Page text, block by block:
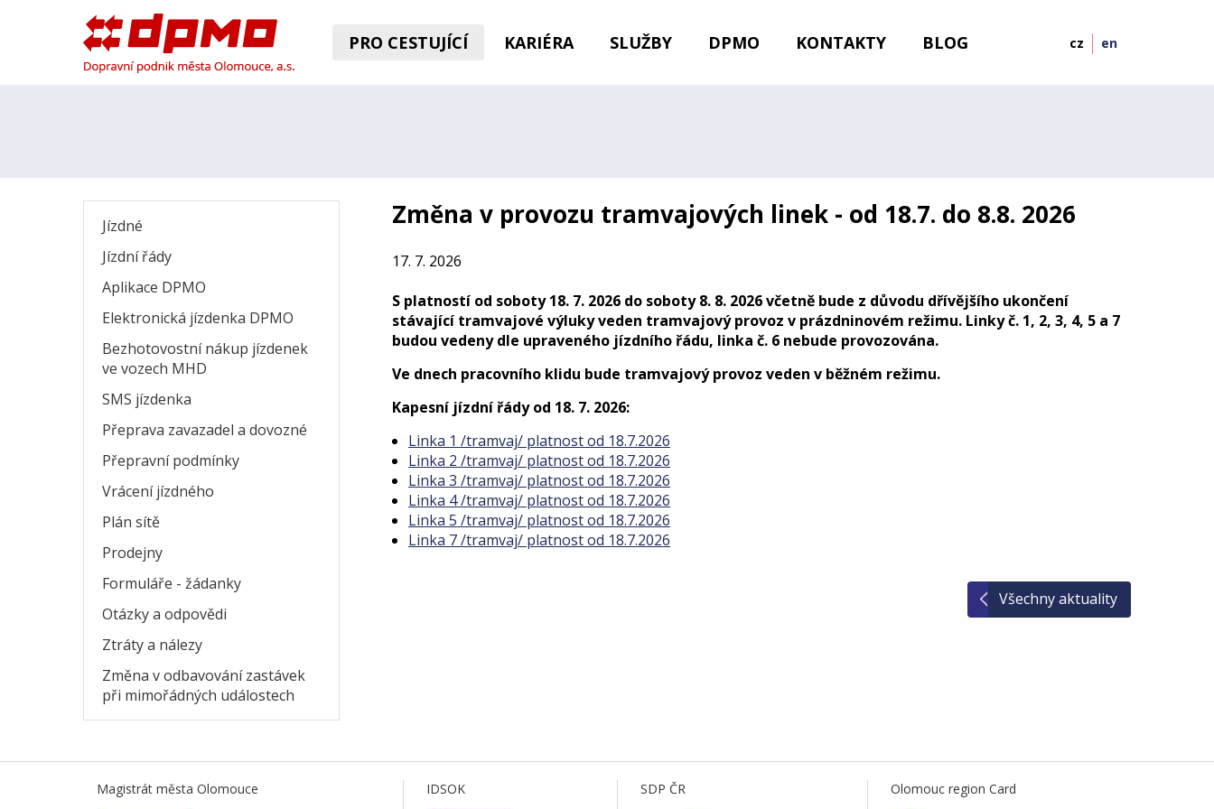
cz en
PRO CESTUJÍCÍ KARIÉRA SLUŽBY DPMO KONTAKTY BLOG
Jízdné
Jízdní řády
Aplikace DPMO
Elektronická jízdenka DPMO
Bezhotovostní nákup jízdenek
ve vozech MHD
SMS jízdenka
Přeprava zavazadel a dovozné
Přepravní podmínky
Vrácení jízdného
Plán sítě
Prodejny
Formuláře - žádanky
Otázky a odpovědi
Ztráty a nálezy
Změna v odbavování zastávek
při mimořádných událostech
Změna v provozu tramvajových linek - od 18.7. do 8.8. 2026
17. 7. 2026
S platností od soboty 18. 7. 2026 do soboty 8. 8. 2026 včetně bude z důvodu dřívějšího ukončení
stávající tramvajové výluky veden tramvajový provoz v prázdninovém režimu. Linky č. 1, 2, 3, 4, 5 a 7
budou vedeny dle upraveného jízdního řádu, linka č. 6 nebude provozována.
Ve dnech pracovního klidu bude tramvajový provoz veden v běžném režimu.
Kapesní jízdní řády od 18. 7. 2026:
Linka 1 /tramvaj/ platnost od 18.7.2026
Linka 2 /tramvaj/ platnost od 18.7.2026
Linka 3 /tramvaj/ platnost od 18.7.2026
Linka 4 /tramvaj/ platnost od 18.7.2026
Linka 5 /tramvaj/ platnost od 18.7.2026
Linka 7 /tramvaj/ platnost od 18.7.2026
Všechny aktuality
Magistrát města Olomouce IDSOK SDP ČR Olomouc region Card